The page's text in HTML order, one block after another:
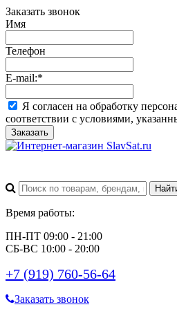
Заказать звонок
Имя
Телефон
E-mail:*
Я согласен на обработку
соответствии с условиями,
Заказать
Время работы:
ПН-ПТ 09:00 - 21:00
СБ-ВС 10:00 - 20:00
+7 (919) 760-56-64
Заказать звонок